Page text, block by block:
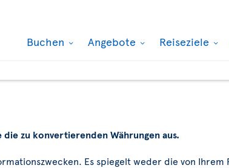
Buchen Angebote Reiseziele
zu konvertierenden Währungen aus.
Es spiegelt weder die von Ihrem